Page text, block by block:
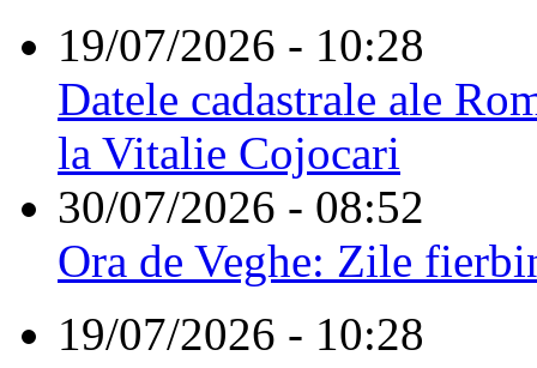
19/07/2026 - 10:28
Datele cadastrale ale
la Vitalie Cojocari
30/07/2026 - 08:52
Ora de Veghe: Zile
19/07/2026 - 10:28